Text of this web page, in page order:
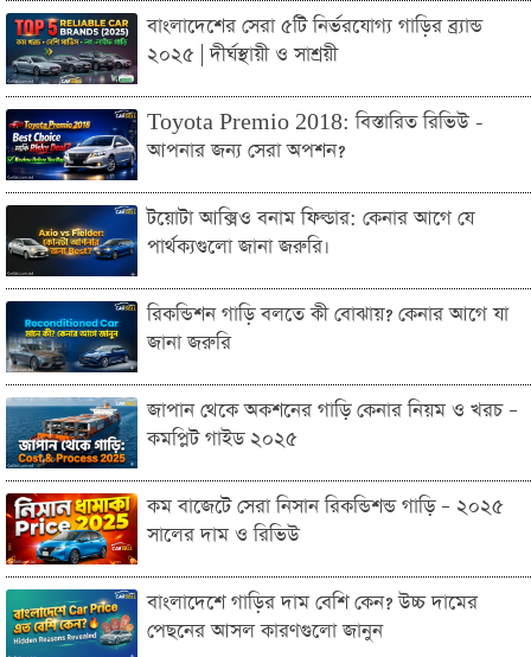
বাংলাদেশের সেরা ৫টি নির্ভরযোগ্য গাড়ির ব্র্যান্ড
২০২৫ | দীর্ঘস্থায়ী ও সাশ্রয়ী
Toyota Premio 2018: বিস্তারিত রিভিউ -
আপনার জন্য সেরা অপশন?
টয়োটা আক্সিও বনাম ফিল্ডার: কেনার আগে যে
পার্থক্যগুলো জানা জরুরি।
রিকন্ডিশন গাড়ি বলতে কী বোঝায়? কেনার আগে যা
জানা জরুরি
জাপান থেকে অকশনের গাড়ি কেনার নিয়ম ও খরচ –
কমপ্লিট গাইড ২০২৫
কম বাজেটে সেরা নিসান রিকন্ডিশন্ড গাড়ি – ২০২৫
সালের দাম ও রিভিউ
বাংলাদেশে গাড়ির দাম বেশি কেন? উচ্চ দামের
পেছনের আসল কারণগুলো জানুন